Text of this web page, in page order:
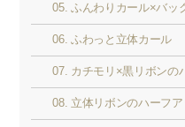
05. ふんわりカール×バッ
06. ふわっと立体カール
07. カチモリ×黒リボンの
08. 立体リボンのハーフ